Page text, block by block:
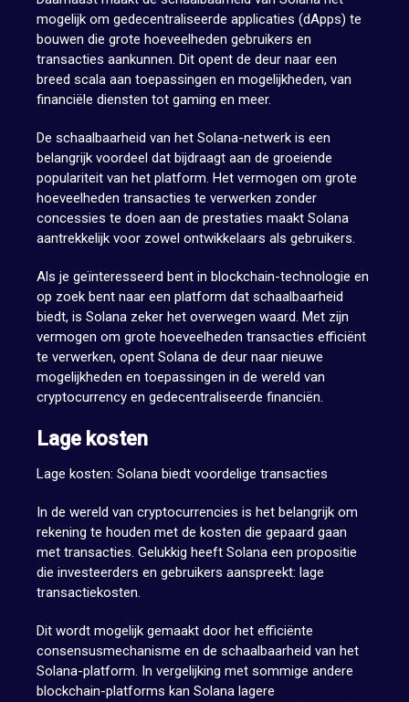
mogelijk om gedecentraliseerde applicaties (dApps) te
bouwen die grote hoeveelheden gebruikers en
transacties aankunnen. Dit opent de deur naar een
breed scala aan toepassingen en mogelijkheden, van
financiële diensten tot gaming en meer.
De schaalbaarheid van het Solana-netwerk is een
belangrijk voordeel dat bijdraagt aan de groeiende
populariteit van het platform. Het vermogen om grote
hoeveelheden transacties te verwerken zonder
concessies te doen aan de prestaties maakt Solana
aantrekkelijk voor zowel ontwikkelaars als gebruikers.
Als je geïnteresseerd bent in blockchain-technologie en
op zoek bent naar een platform dat schaalbaarheid
biedt, is Solana zeker het overwegen waard. Met zijn
vermogen om grote hoeveelheden transacties efficiënt
te verwerken, opent Solana de deur naar nieuwe
mogelijkheden en toepassingen in de wereld van
cryptocurrency en gedecentraliseerde financiën.
Lage kosten
Lage kosten: Solana biedt voordelige transacties
In de wereld van cryptocurrencies is het belangrijk om
rekening te houden met de kosten die gepaard gaan
met transacties. Gelukkig heeft Solana een propositie
die investeerders en gebruikers aanspreekt: lage
transactiekosten.
Dit wordt mogelijk gemaakt door het efficiënte
consensusmechanisme en de schaalbaarheid van het
Solana-platform. In vergelijking met sommige andere
blockchain-platforms kan Solana lagere